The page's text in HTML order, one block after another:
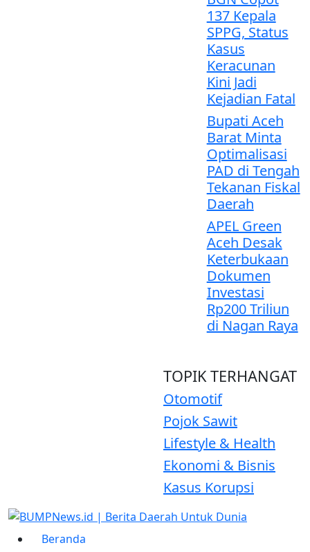
137 Kepala
SPPG, Status
Kasus
Keracunan
Kini Jadi
Kejadian Fatal
Bupati Aceh
Barat Minta
Optimalisasi
PAD di Tengah
Tekanan Fiskal
Daerah
APEL Green
Aceh Desak
Keterbukaan
Dokumen
Investasi
Rp200 Triliun
di Nagan Raya
TOPIKTERHANGAT
Otomotif
Pojok Sawit
Lifestyle & Health
Ekonomi & Bisnis
Kasus Korupsi
Beranda